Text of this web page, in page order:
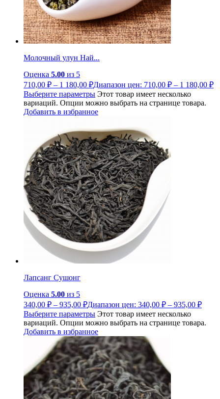
Молочный улун Най...
Оценка 5.00 из 5
710,00 ₽ – 1 180,00 ₽Диапазон цен: 710,00 ₽ – 1 180,00 ₽
Выберите параметры Этот товар имеет несколько
вариаций. Опции можно выбрать на странице товара.
Добавить в избранное
Лапсанг Сушонг
Оценка 5.00 из 5
340,00 ₽ – 935,00 ₽Диапазон цен: 340,00 ₽ – 935,00 ₽
Выберите параметры Этот товар имеет несколько
вариаций. Опции можно выбрать на странице товара.
Добавить в избранное